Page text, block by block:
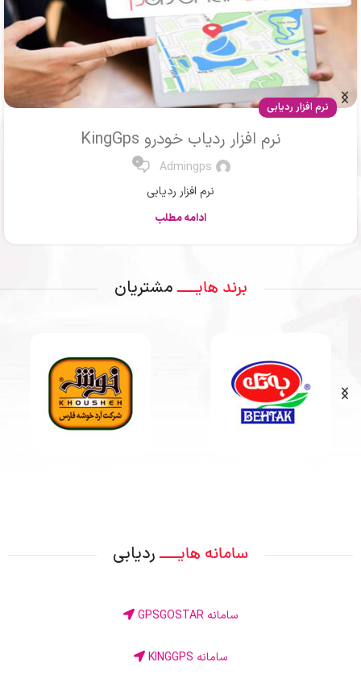
مقالات
ردیاب ماشین یا جی پی اس خودرو
Mr .Ahmadi
0
ردیاب یا جی پی اس
ادامه مطلب
برند هایــــ مشتریان
سامانه هایــــ ردیابی
سامانه GPSGOSTAR
سامانه KINGGPS